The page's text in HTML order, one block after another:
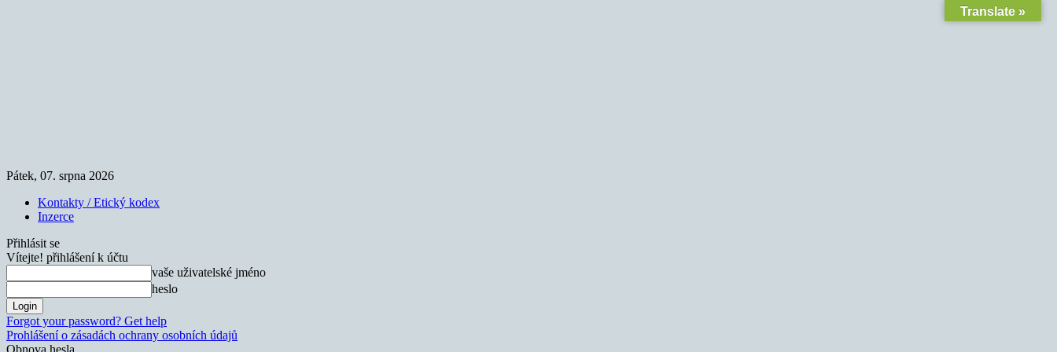
Pátek, 07. srpna 2026
Kontakty / Etický kodex
Inzerce
Přihlásit se
Vítejte! přihlášení k účtu
vaše uživatelské jméno
heslo
Forgot your password? Get help
Prohlášení o zásadách ochrany osobních údajů
Obnova hesla
Translate »